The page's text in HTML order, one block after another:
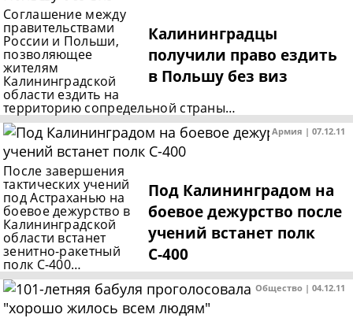
Калининградцы
получили право ездить
в Польшу без виз
Соглашение между
правительствами
России и Польши,
позволяющее
жителям
Калининградской
области ездить на
территорию сопредельной страны…
Армия | 07.12.11
Под Калининградом на
боевое дежурство после
учений встанет полк
С-400
После завершения
тактических учений
под Астраханью на
боевое дежурство в
Калининградской
области встанет
зенитно-ракетный
полк С-400…
Общество | 04.12.11